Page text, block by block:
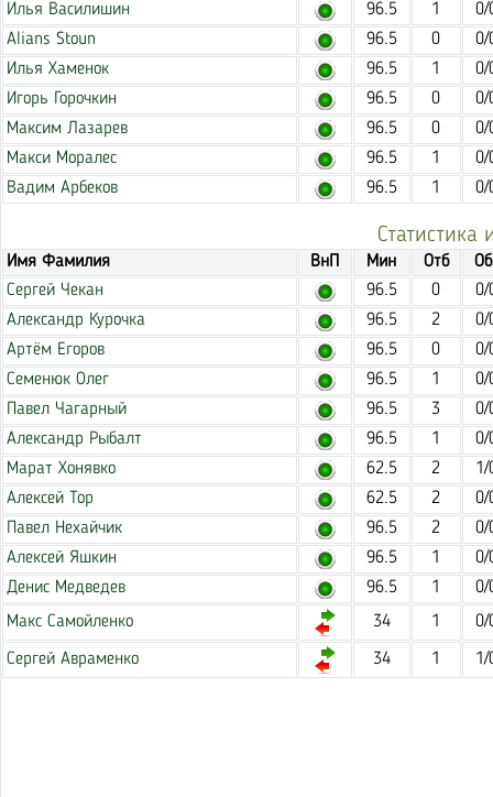
Илья Василишин
96.5 1
0/
Alians Stoun
96.5 0
0/
Илья Хаменок
96.5 1
0/
Игорь Горочкин
96.5 0
0/
Максим Лазарев
96.5 0
0/
Макси Моралес
96.5 1
0/
Вадим Арбеков
96.5 1 0/
Статистика
Имя Фамилия ВнП Мин Отб
Сергей Чекан
96.5 0
0/
Александр Курочка
96.5 2
0/
Артём Егоров
96.5 0
0/
Семенюк Олег
96.5 1
0/
Павел Чагарный
96.5 3
0/
Александр Рыбалт
96.5 1
0/
Марат Хонявко
62.5 2
1/
Алексей Тор
62.5 2
0/
Павел Нехайчик
96.5 2
0/
Алексей Яшкин
96.5 1
0/
Денис Медведев
96.5 1
0/
Макс Самойленко
34 1 0/
Сергей Авраменко 34 1 1/